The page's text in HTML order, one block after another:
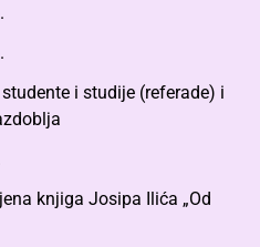
i studije (referade) i
knjiga Josipa Ilića „Od